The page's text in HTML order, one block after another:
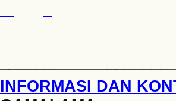
INFORMASI DAN